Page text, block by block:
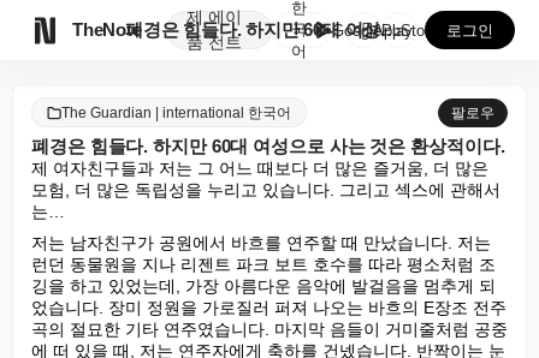
TheNote
제
품
에이
전트
폐경은 힘들다. 하지만 60대 여성으로 사는 것은 환상...
한
국
어
GooglePlay
AppStore 로그인
The Guardian | international 한국어 팔로우
폐경은 힘들다. 하지만 60대 여성으로 사는 것은 환상적이다.
제 여자친구들과 저는 그 어느 때보다 더 많은 즐거움, 더 많은
모험, 더 많은 독립성을 누리고 있습니다. 그리고 섹스에 관해서
는…
저는 남자친구가 공원에서 바흐를 연주할 때 만났습니다. 저는
런던 동물원을 지나 리젠트 파크 보트 호수를 따라 평소처럼 조
깅을 하고 있었는데, 가장 아름다운 음악에 발걸음을 멈추게 되
었습니다. 장미 정원을 가로질러 퍼져 나오는 바흐의 E장조 전주
곡의 절묘한 기타 연주였습니다. 마지막 음들이 거미줄처럼 공중
에 떠 있을 때, 저는 연주자에게 축하를 건넸습니다. 반짝이는 눈